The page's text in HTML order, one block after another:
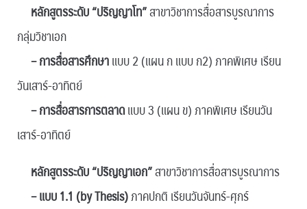
หลักสูตรระดับ “ปริญญาโท”สาขาวิชาการสื่อสารบูรณาการ
กลุ่มวิชาเอก
– การสื่อสารศึกษาแบบ 2 (แผน ก แบบ ก2) ภาคพิเศษ เรียน
วันเสาร์-อาทิตย์
– การสื่อสารการตลาดแบบ 3 (แผน ข) ภาคพิเศษ เรียนวัน
เสาร์-อาทิตย์
หลักสูตรระดับ “ปริญญาเอก”สาขาวิชาการสื่อสารบูรณาการ
– แบบ 1.1 (by Thesis)ภาคปกติ เรียนวันจันทร์-ศุกร์